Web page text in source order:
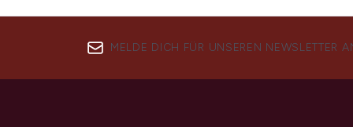
MELDE DICH FÜR UNSEREN NEWSLETTER